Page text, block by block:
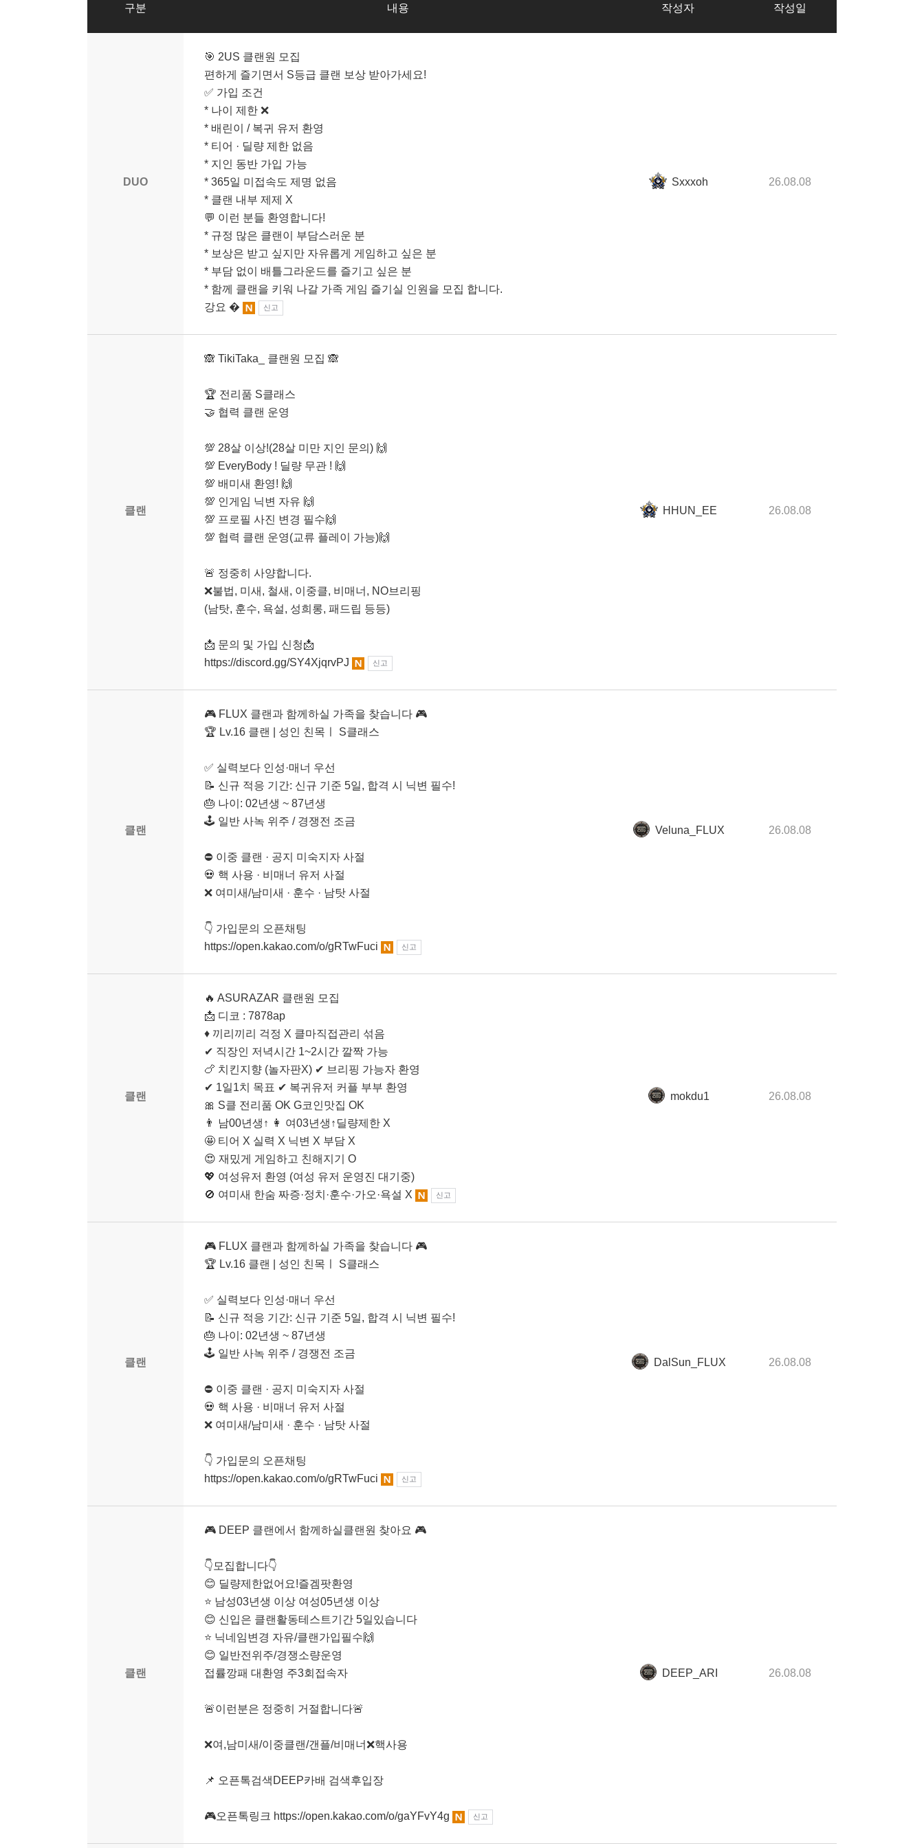
구분 내용 작성자 작성일
DUO
🎯 2US 클랜원 모집
편하게 즐기면서 S등급 클랜 보상 받아가세요!
✅ 가입 조건
* 나이 제한 ❌
* 배린이 / 복귀 유저 환영
* 티어 · 딜량 제한 없음
* 지인 동반 가입 가능
* 365일 미접속도 제명 없음
* 클랜 내부 제제 X
💬 이런 분들 환영합니다!
* 규정 많은 클랜이 부담스러운 분
* 보상은 받고 싶지만 자유롭게 게임하고 싶은 분
* 부담 없이 배틀그라운드를 즐기고 싶은 분
* 함께 클랜을 키워 나갈 가족 게임 즐기실 인원을 모집 합니다.
강요 �
신고
Sxxxoh 26.08.08
클랜
🙈 TikiTaka_ 클랜원 모집 🙈
🏆 전리품 S클래스
🤝 협력 클랜 운영
💯 28살 이상!(28살 미만 지인 문의) 🙌
💯 EveryBody ! 딜량 무관 ! 🙌
💯 배미새 환영! 🙌
💯 인게임 닉변 자유 🙌
💯 프로필 사진 변경 필수🙌
💯 협력 클랜 운영(교류 플레이 가능)🙌
🚨 정중히 사양합니다.
❌불법, 미새, 철새, 이중클, 비매너, NO브리핑
(남탓, 훈수, 욕설, 성희롱, 패드립 등등)
📩 문의 및 가입 신청📩
https://discord.gg/SY4XjqrvPJ
신고
HHUN_EE 26.08.08
클랜
🎮 FLUX 클랜과 함께하실 가족을 찾습니다 🎮
🏆 Lv.16 클랜 | 성인 친목ㅣ S클래스
✅ 실력보다 인성·매너 우선
📝 신규 적응 기간: 신규 기준 5일, 합격 시 닉변 필수!
🎂 나이: 02년생 ~ 87년생
🕹️ 일반 사녹 위주 / 경쟁전 조금
⛔ 이중 클랜 · 공지 미숙지자 사절
💀 핵 사용 · 비매너 유저 사절
❌ 여미새/남미새 · 훈수 · 남탓 사절
👇 가입문의 오픈채팅
https://open.kakao.com/o/gRTwFuci
신고
Veluna_FLUX 26.08.08
클랜
🔥 ASURAZAR 클랜원 모집
📩 디코 : 7878ap
♦️ 끼리끼리 걱정 X 클마직접관리 섞음
✔ 직장인 저녁시간 1~2시간 깔짝 가능
🍗 치킨지향 (놀자판X) ✔ 브리핑 가능자 환영
✔ 1일1치 목표 ✔ 복귀유저 커플 부부 환영
🎀 S클 전리품 OK G코인맛집 OK
👨 남00년생↑ 👩 여03년생↑딜량제한 X
🤩 티어 X 실력 X 닉변 X 부담 X
😍 재밌게 게임하고 친해지기 O
💖 여성유저 환영 (여성 유저 운영진 대기중)
🚫 여미새 한숨 짜증·정치·훈수·가오·욕설 X
신고
mokdu1 26.08.08
클랜
🎮 FLUX 클랜과 함께하실 가족을 찾습니다 🎮
🏆 Lv.16 클랜 | 성인 친목ㅣ S클래스
✅ 실력보다 인성·매너 우선
📝 신규 적응 기간: 신규 기준 5일, 합격 시 닉변 필수!
🎂 나이: 02년생 ~ 87년생
🕹️ 일반 사녹 위주 / 경쟁전 조금
⛔ 이중 클랜 · 공지 미숙지자 사절
💀 핵 사용 · 비매너 유저 사절
❌ 여미새/남미새 · 훈수 · 남탓 사절
👇 가입문의 오픈채팅
https://open.kakao.com/o/gRTwFuci
신고
DalSun_FLUX 26.08.08
클랜
🎮 DEEP 클랜에서 함께하실클랜원 찾아요 🎮
👇모집합니다👇
😊 딜량제한없어요!즐겜팟환영
⭐ 남성03년생 이상 여성05년생 이상
😊 신입은 클랜활동테스트기간 5일있습니다
⭐ 닉네임변경 자유/클랜가입필수🙌
😊 일반전위주/경쟁소량운영
접률깡패 대환영 주3회접속자
🚨이런분은 정중히 거절합니다🚨
❌여,남미새/이중클랜/갠플/비매너❌핵사용
📌 오픈톡검색DEEP카배 검색후입장
🎮오픈톡링크 https://open.kakao.com/o/gaYFvY4g 신고
DEEP_ARI 26.08.08